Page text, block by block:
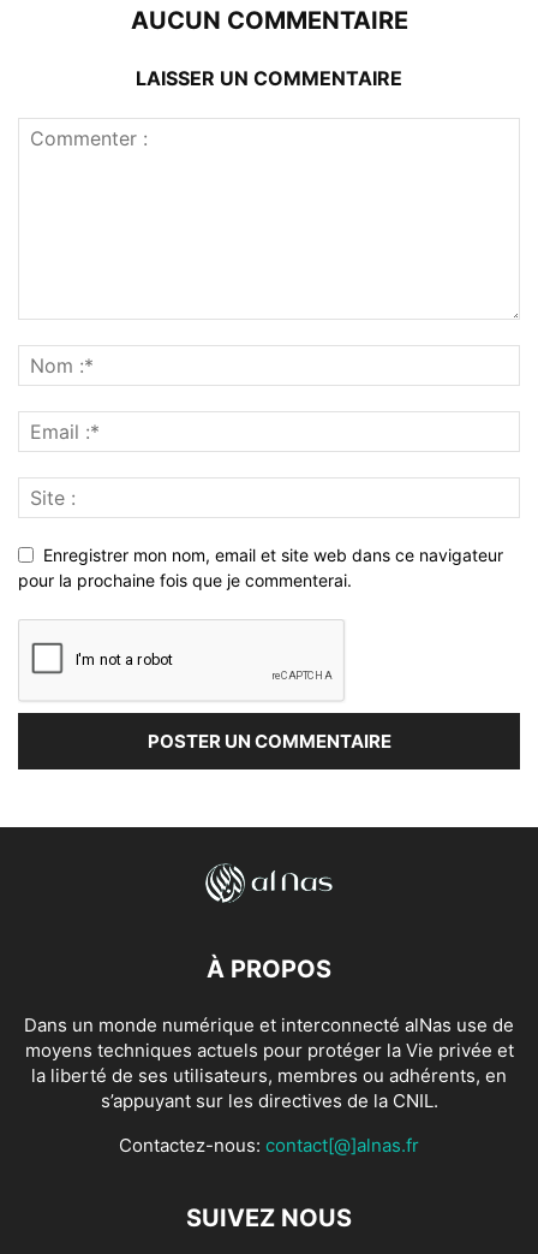
AUCUN COMMENTAIRE
LAISSER UN COMMENTAIRE
Enregistrer mon nom, email et site web dans ce navigateur
pour la prochaine fois que je commenterai.
À PROPOS
Dans un monde numérique et interconnecté alNas use de
moyens techniques actuels pour protéger la Vie privée et
la liberté de ses utilisateurs, membres ou adhérents, en
s’appuyant sur les directives de la CNIL.
Contactez-nous: contact[@]alnas.fr
SUIVEZ NOUS